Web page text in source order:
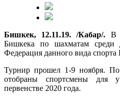
Бишкек, 12.11.19. /Кабар/. В
Бишкека по шахматам среди
Федерация данного вида спорта
Турнир прошел 1-9 ноября.
отобраны спортсмены для
первенстве 2020 года.